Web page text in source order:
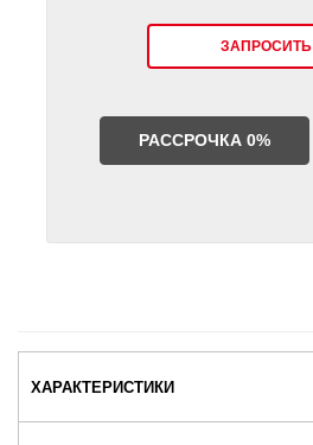
ЗАПРОСИТЬ
РАССРОЧКА 0%
ХАРАКТЕРИСТИКИ